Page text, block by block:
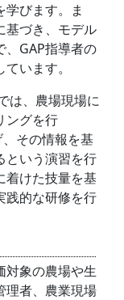
学びます。ま
基づき、モデル
、GAP指導者の
います。
は、農場現場に
ングを行
その情報を基
という演習を行
着けた技量を基
践的な研修を行
対象の農場や生
理者、農業現場